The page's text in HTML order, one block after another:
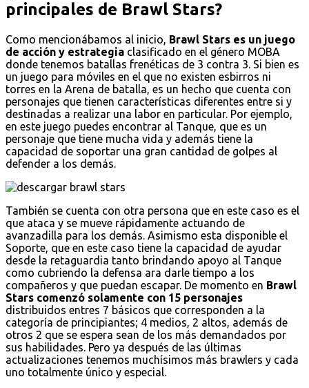
principales de Brawl Stars?
Como mencionábamos al inicio, Brawl Stars es un juego
de acción y estrategia clasificado en el género MOBA
donde tenemos batallas frenéticas de 3 contra 3. Si bien es
un juego para móviles en el que no existen esbirros ni
torres en la Arena de batalla, es un hecho que cuenta con
personajes que tienen características diferentes entre si y
destinadas a realizar una labor en particular. Por ejemplo,
en este juego puedes encontrar al Tanque, que es un
personaje que tiene mucha vida y además tiene la
capacidad de soportar una gran cantidad de golpes al
defender a los demás.
También se cuenta con otra persona que en este caso es el
que ataca y se mueve rápidamente actuando de
avanzadilla para los demás. Asimismo esta disponible el
Soporte, que en este caso tiene la capacidad de ayudar
desde la retaguardia tanto brindando apoyo al Tanque
como cubriendo la defensa ara darle tiempo a los
compañeros y que puedan escapar. De momento en Brawl
Stars comenzó solamente con 15 personajes
distribuidos entres 7 básicos que corresponden a la
categoría de principiantes; 4 medios, 2 altos, además de
otros 2 que se espera sean de los más demandados por
sus habilidades. Pero ya después de las últimas
actualizaciones tenemos muchísimos más brawlers y cada
uno totalmente único y especial.